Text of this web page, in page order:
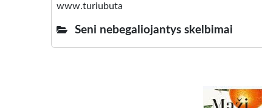
www.turiubuta
Seni nebegaliojantys skelbimai